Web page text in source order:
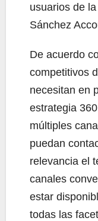
usuarios de
Sánchez
De acuerdo
competitivos
necesitan en
estrategia
múltiples
puedan
relevancia el
canales
estar
todas las